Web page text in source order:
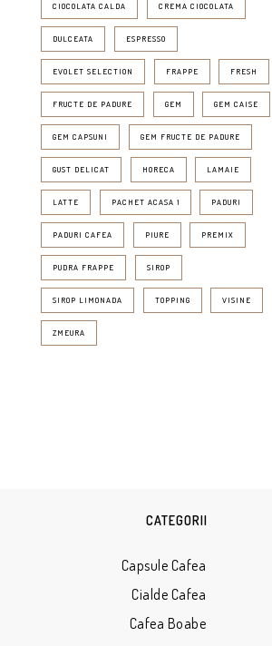
CIOCOLATA CALDA CREMA CIOCOLATA
DULCEATA ESPRESSO
EVOLET SELECTION FRAPPE FRESH
FRUCTE DE PADURE GEM GEM CAISE
GEM CAPSUNI GEM FRUCTE DE PADURE
GUST DELICAT HORECA LAMAIE
LATTE PACHET ACASA 1 PADURI
PADURI CAFEA PIURE PREMIX
PUDRA FRAPPE SIROP
SIROP LIMONADA TOPPING VISINE
ZMEURA
CATEGORII
Capsule Cafea
Cialde Cafea
Cafea Boabe